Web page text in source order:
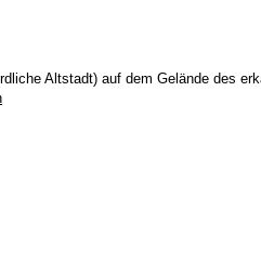
Altstadt) auf dem Gelände des